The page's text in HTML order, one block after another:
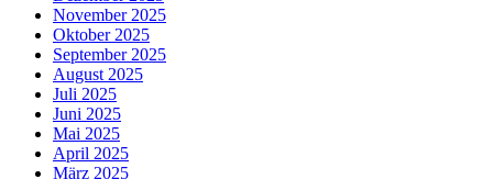
November 2025
Oktober 2025
September 2025
August 2025
Juli 2025
Juni 2025
Mai 2025
April 2025
März 2025